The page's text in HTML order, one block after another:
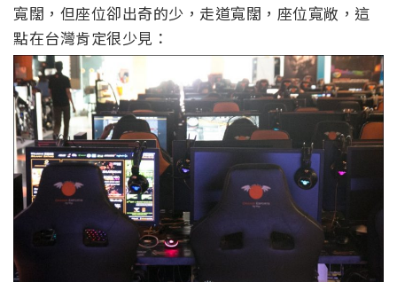
寬闊，但座位卻出奇的少，走道寬闊，座位寬敞，這
點在台灣肯定很少見：